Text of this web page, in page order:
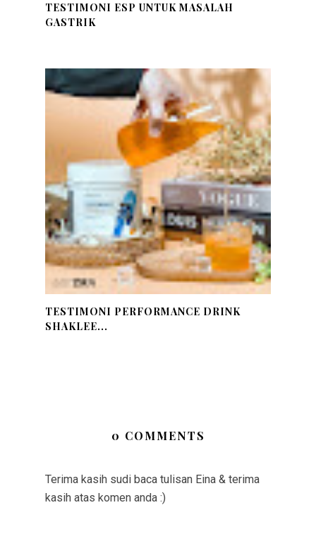
TESTIMONI ESP UNTUK MASALAH
GASTRIK
TESTIMONI PERFORMANCE DRINK
SHAKLEE...
0 COMMENTS
Terima kasih sudi baca tulisan Eina & terima
kasih atas komen anda :)